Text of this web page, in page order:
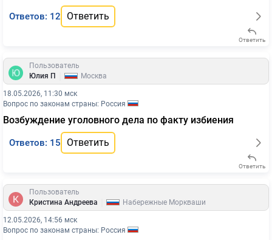
Ответов: 12 Ответить
Ответить
Пользователь
Юлия П
Москва
18.05.2026, 11:30 мск
Вопрос по законам страны: Россия
Возбуждение уголовного дела по факту избиения
Ответов: 15 Ответить
Ответить
Пользователь
Кристина Андреева
Набережные Моркваши
12.05.2026, 14:56 мск
Вопрос по законам страны: Россия